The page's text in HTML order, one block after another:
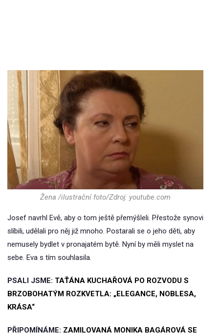
Žena /ilustrační foto/Zdroj: youtube.com
Josef navrhl Evě, aby o tom ještě přemýšleli. Přestože synovi
slíbili, udělali pro něj již mnoho. Postarali se o jeho děti, aby
nemusely bydlet v pronajatém bytě. Nyní by měli myslet na
sebe. Eva s tím souhlasila.
PSALI JSME: TAŤÁNA KUCHAŘOVÁ PO ROZVODU S
BRZOBOHATÝM ROZKVETLA: „ELEGANCE, NOBLESA,
KRÁSA“
PŘIPOMÍNÁME: ZAMILOVANÁ MONIKA BAGÁROVÁ SE